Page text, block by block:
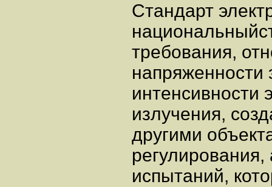
Стандарт
требования,
напряженности
интенсивности
излучения,
другими
испытаний,